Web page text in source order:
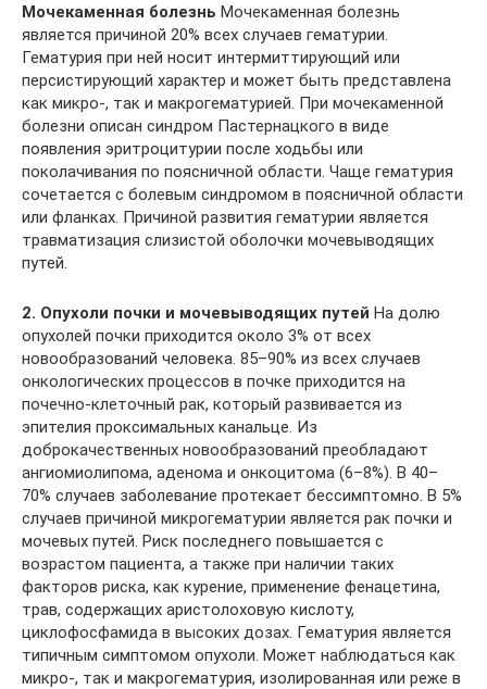
Мочекаменная болезнь Мочекаменная болезнь
является причиной 20% всех случаев гематурии.
Гематурия при ней носит интермиттирующий или
персистирующий характер и может быть представлена
как микро-, так и макрогематурией. При мочекаменной
болезни описан синдром Пастернацкого в виде
появления эритроцитурии после ходьбы или
поколачивания по поясничной области. Чаще гематурия
сочетается с болевым синдромом в поясничной области
или фланках. Причиной развития гематурии является
травматизация слизистой оболочки мочевыводящих
путей.
2. Опухоли почки и мочевыводящих путей На долю
опухолей почки приходится около 3% от всех
новообразований человека. 85–90% из всех случаев
онкологических процессов в почке приходится на
почечно-клеточный рак, который развивается из
эпителия проксимальных канальце. Из
доброкачественных новообразований преобладают
ангиомиолипома, аденома и онкоцитома (6–8%). В 40–
70% случаев заболевание протекает бессимптомно. В 5%
случаев причиной микрогематурии является рак почки и
мочевых путей. Риск последнего повышается с
возрастом пациента, а также при наличии таких
факторов риска, как курение, применение фенацетина,
трав, содержащих аристолоховую кислоту,
циклофосфамида в высоких дозах. Гематурия является
типичным симптомом опухоли. Может наблюдаться как
микро-, так и макрогематурия, изолированная или реже в